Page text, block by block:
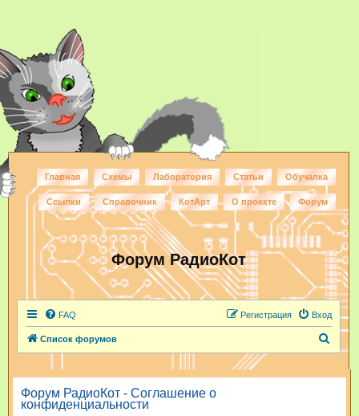
Главная Схемы Лаборатория Статьи Обучалка
Ссылки Справочник КотАрт О проекте Форум
Форум РадиоКот
FAQ Вход
Регистрация
Список форумов
и
Форум РадиоКот - Соглашение о
конфиденциальности